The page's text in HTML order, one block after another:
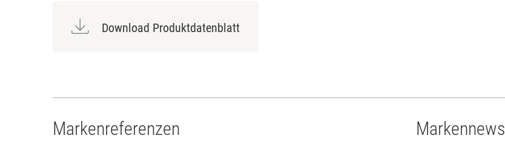
Download Produktdatenblatt
Markenreferenzen Markennews